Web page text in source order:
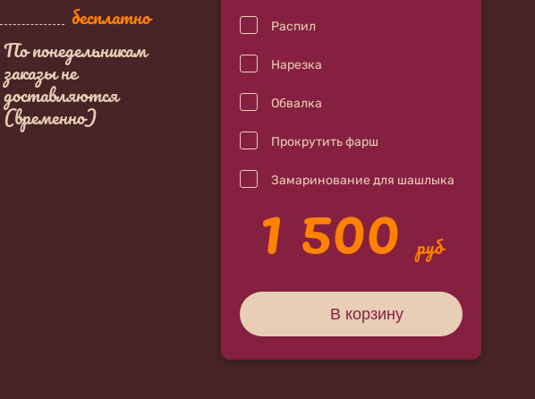
бесплатно
По понедельникам
заказы не
доставляются
(временно)
Распил
Нарезка
Обвалка
Прокрутить фарш
Замаринование для шашлыка
1 500 руб
В корзину